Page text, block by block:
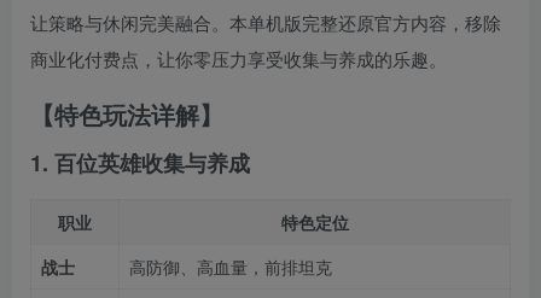
让策略与休闲完美融合。本单机版完整还原官方内容，移除
商业化付费点，让你零压力享受收集与养成的乐趣。
【特色玩法详解】
1. 百位英雄收集与养成
职业
特色定位
战士
高防御、高血量，前排坦克